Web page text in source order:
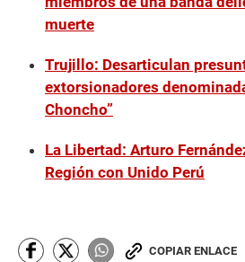
muerte
Trujillo: Desarticulan
extorsionadores
Choncho”
La Libertad: Arturo
Región con Unido Perú
COPIAR ENLACE